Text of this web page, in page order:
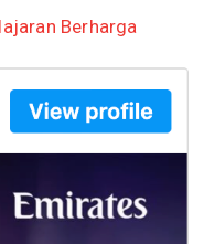
Berharga